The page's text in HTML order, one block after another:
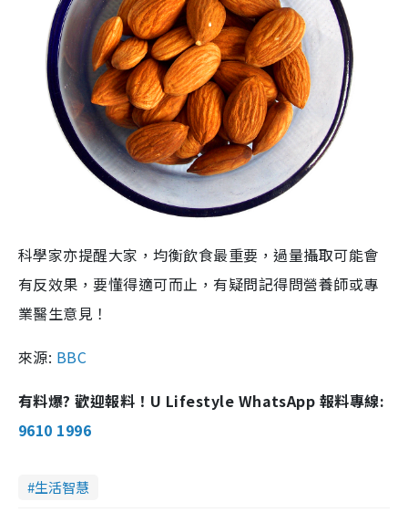
科學家亦提醒大家，均衡飲食最重要，過量攝取可能會
有反效果，要懂得適可而止，有疑問記得問營養師或專
業醫生意見！
來源: BBC
有料爆? 歡迎報料！U Lifestyle WhatsApp 報料專線:
9610 1996
生活智慧